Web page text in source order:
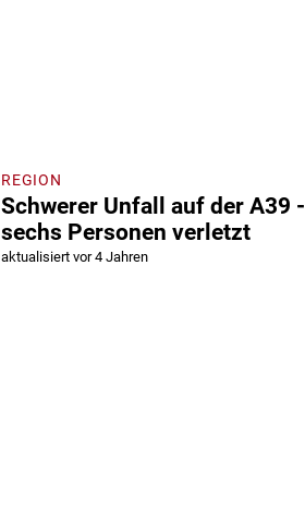
REGION
Schwerer Unfall auf der A39 -
sechs Personen verletzt
aktualisiert vor 4 Jahren